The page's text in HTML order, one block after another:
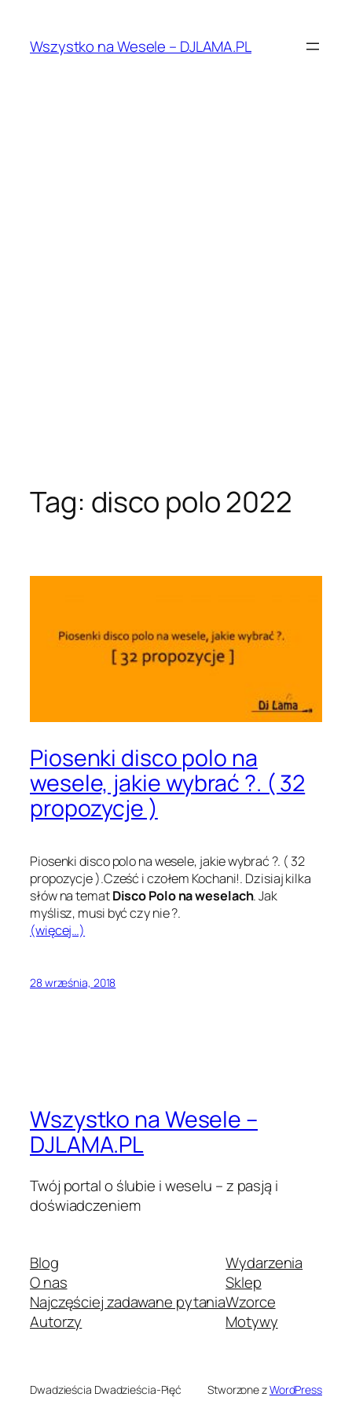
treściWszystko na Wesele – DJLAMA.PL
Tag: disco polo 2022
Piosenki disco polo na
wesele, jakie wybrać ?. ( 32
propozycje )
Piosenki disco polo na wesele, jakie wybrać ?. ( 32
propozycje ).Cześć i czołem Kochani!. Dzisiaj kilka
słów na tematDisco Polo na weselach. Jak
myślisz, musi być czy nie ?.
(więcej…)
28 września, 2018
Wszystko na Wesele –
DJLAMA.PL
Twój portal o ślubie i weselu – z pasją i
doświadczeniem
Blog
O nas
Najczęściej zadawane pytania
Autorzy
Wydarzenia
Sklep
Wzorce
Motywy
Dwadzieścia Dwadzieścia-Pięć Stworzone zWordPress